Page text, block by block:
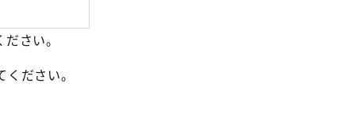
さい。
ださい。